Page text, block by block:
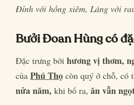
Đỉnh với hồng xiêm, Láng với
Bưởi Đoan Hùng có
Đặc trưng bởi hương vị thơm,
của Phú Thọ còn quý ở chỗ, có
nửa năm, khi bổ ra, ăn vẫn